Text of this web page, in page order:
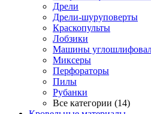
Дрели
Дрели-шуруповерты
Краскопульты
Лобзики
Машины
Миксеры
Перфораторы
Пилы
Рубанки
Все категории (14)